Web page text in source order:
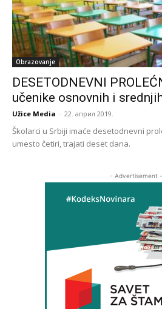
Obrazovanje
DESETODNEVNI
učenike osnovnih i
Užice Media - 22. април 2019.
Školarci u Srbiji imaće desetodnevni
umesto četiri, trajati deset dana.
- Advertisement -